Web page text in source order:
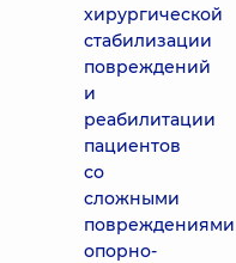
хирургической
стабилизации
повреждений
и
реабилитации
пациентов
со
сложными
повреждениями
опорно-